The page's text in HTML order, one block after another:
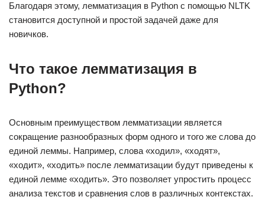
Благодаря этому, лемматизация в Python с помощью NLTK
становится доступной и простой задачей даже для
новичков.
Что такое лемматизация в
Python?
Основным преимуществом лемматизации является
сокращение разнообразных форм одного и того же слова до
единой леммы. Например, слова «ходил», «ходят»,
«ходит», «ходить» после лемматизации будут приведены к
единой лемме «ходить». Это позволяет упростить процесс
анализа текстов и сравнения слов в различных контекстах.